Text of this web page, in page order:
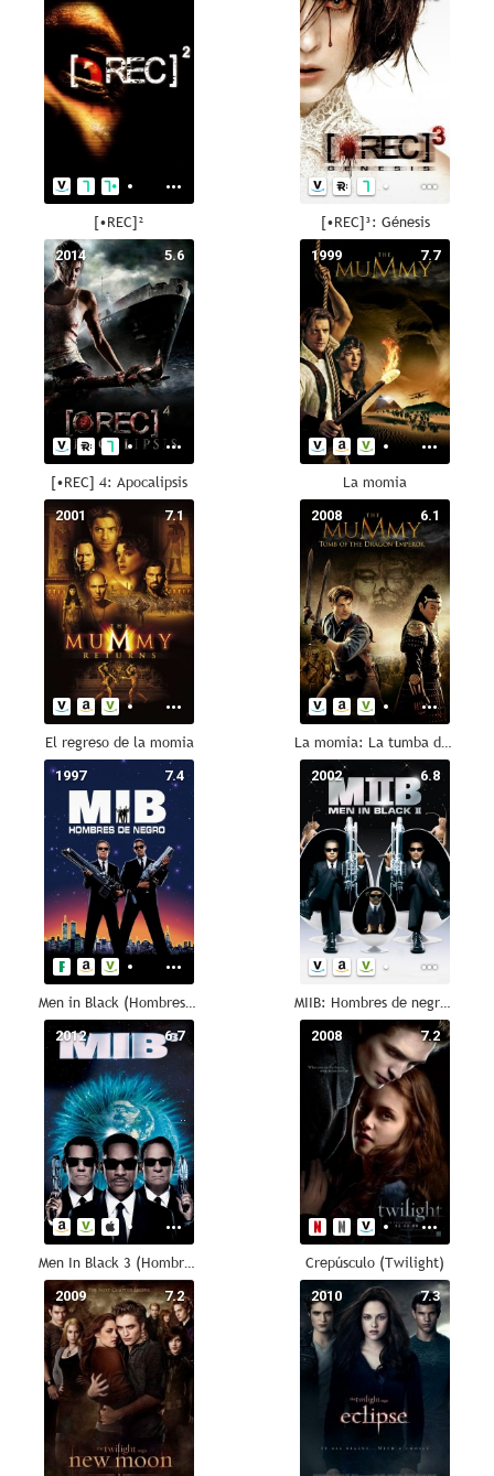
[•REC]² [•REC]³: Génesis
5.6
2014
[•REC] 4: Apocalipsis
7.7
1999
La momia
7.1
2001
El regreso de la momia
6.1
2008
La momia: La tumba del emperador Dragón (La momia 3)
7.4
1997
Men in Black (Hombres de negro)
6.8
2002
MIIB: Hombres de negro II
6.7
2012
Men In Black 3 (Hombres de negro III)
7.2
2008
Crepúsculo (Twilight)
7.2
2009 7.3
2010